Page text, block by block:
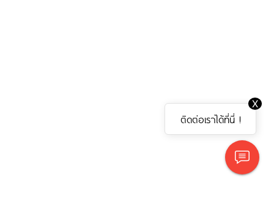
ติดต่อเราได้ที่นี่ !
X